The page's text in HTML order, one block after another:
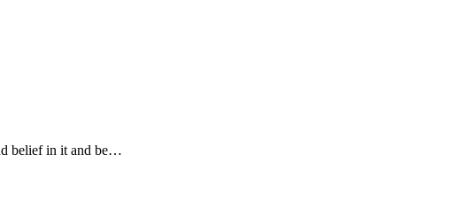
belief in it and be…